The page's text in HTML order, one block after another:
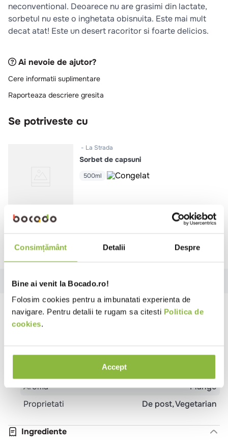
Consimțământ Detalii Despre
Bine ai venit la Bocado.ro!
Folosim cookies pentru a imbunatati experienta de
navigare. Pentru detalii te rugam sa citesti Politica de
cookies.
Accept
neconventional. Deoarece nu are grasimi din lactate,
sorbetul nu este o inghetata obisnuita. Este mai mult
decat atat! Este un desert racoritor si foarte delicios.
Ai nevoie de ajutor?
Cere informatii suplimentare
Raporteaza descriere gresita
Se potriveste cu
La Strada
Sorbet de capsuni
500ml
Specificatii Ingrediente
Specificatii
Aroma
Mango
Proprietati
De post Vegetarian
Ingrediente